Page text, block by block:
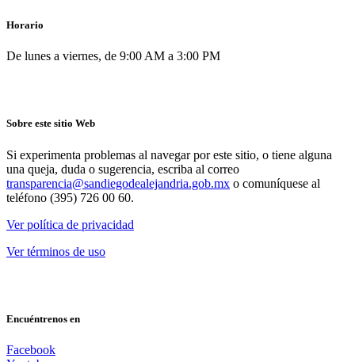
Horario
De lunes a viernes, de 9:00 AM a 3:00 PM
Sobre este sitio Web
Si experimenta problemas al navegar por este sitio, o tiene alguna
una queja, duda o sugerencia, escriba al correo
transparencia@sandiegodealejandria.gob.mx o comuníquese al
teléfono (395) 726 00 60.
Ver política de privacidad
Ver términos de uso
Encuéntrenos en
Facebook